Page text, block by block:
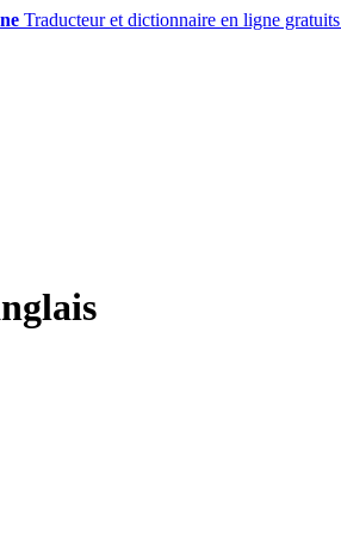
Traducteur et dictionnaire en ligne gratuits